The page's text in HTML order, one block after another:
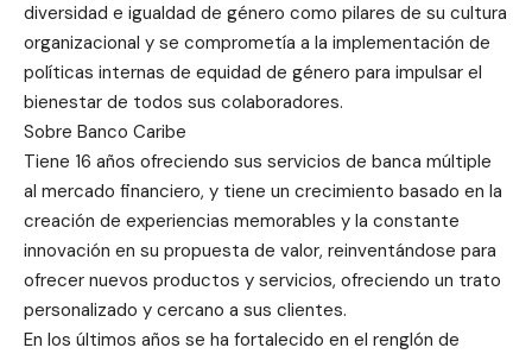
diversidad e igualdad de género como pilares de su cultura
organizacional y se comprometía a la implementación de
políticas internas de equidad de género para impulsar el
bienestar de todos sus colaboradores.
Sobre Banco Caribe
Tiene 16 años ofreciendo sus servicios de banca múltiple
al mercado financiero, y tiene un crecimiento basado en la
creación de experiencias memorables y la constante
innovación en su propuesta de valor, reinventándose para
ofrecer nuevos productos y servicios, ofreciendo un trato
personalizado y cercano a sus clientes.
En los últimos años se ha fortalecido en el renglón de